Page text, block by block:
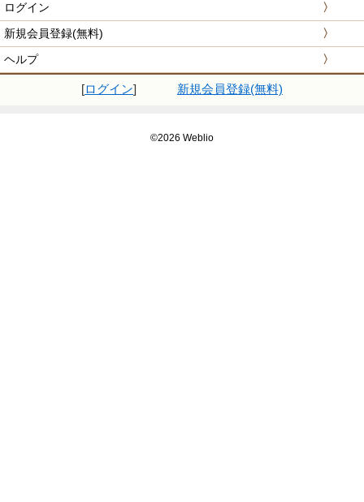
ログイン
〉
新規会員登録(無料)
〉
ヘルプ
〉
[ログイン] 新規会員登録(無料)
©2026 Weblio